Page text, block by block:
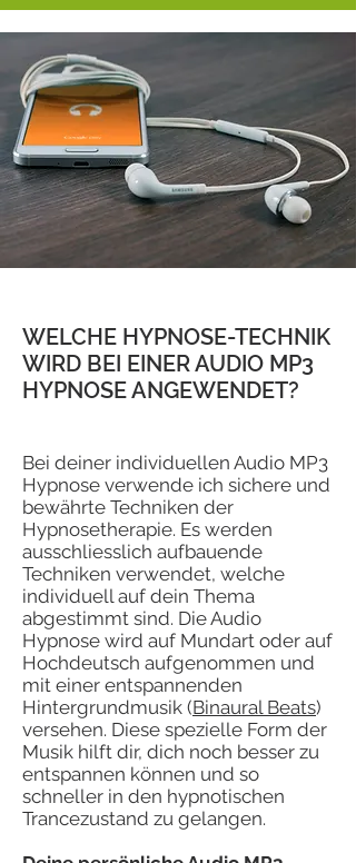
WELCHE HYPNOSE-TECHNIK
WIRD BEI EINER AUDIO MP3
HYPNOSE ANGEWENDET?
Bei deiner individuellen Audio MP3
Hypnose verwende ich sichere und
bewährte Techniken der
Hypnosetherapie. Es werden
ausschliesslich aufbauende
Techniken verwendet, welche
individuell auf dein Thema
abgestimmt sind. Die Audio
Hypnose wird auf Mundart oder auf
Hochdeutsch aufgenommen und
mit einer entspannenden
Hintergrundmusik (Binaural Beats)
versehen. Diese spezielle Form der
Musik hilft dir, dich noch besser zu
entspannen können und so
schneller in den hypnotischen
Trancezustand zu gelangen.